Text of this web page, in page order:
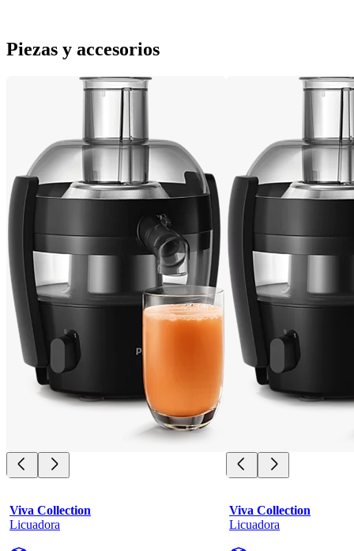
Piezas y accesorios
Viva Collection
Licuadora
Viva Collection
Licuadora